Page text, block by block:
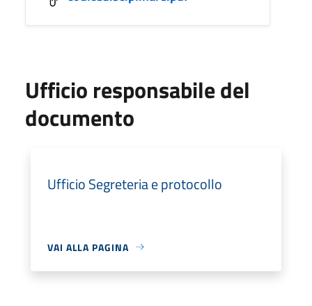
Ufficio responsabile del
documento
Ufficio Segreteria e protocollo
VAI ALLA PAGINA